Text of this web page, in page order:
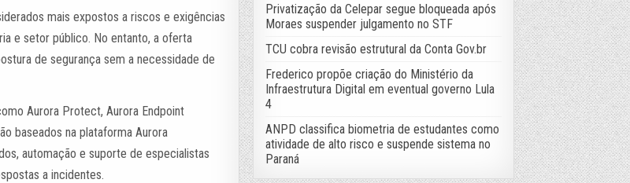
mais expostos a riscos e exigências
e setor público. No entanto, a oferta
de segurança sem a necessidade de
Aurora Protect, Aurora Endpoint
baseados na plataforma Aurora
automação e suporte de especialistas
a incidentes.
Privatização da Celepar segue bloqueada após
Moraes suspender julgamento no STF
TCU cobra revisão estrutural da Conta Gov.br
Frederico propõe criação do Ministério da
Infraestrutura Digital em eventual governo Lula
4
ANPD classifica biometria de estudantes como
atividade de alto risco e suspende sistema no
Paraná